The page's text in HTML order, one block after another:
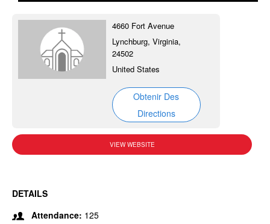
4660 Fort Avenue
Lynchburg, Virginia,
24502
United States
Obtenir Des
Directions
VIEW WEBSITE
DETAILS
Attendance: 125